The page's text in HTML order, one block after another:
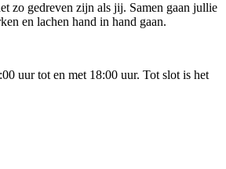
zo gedreven zijn als jij. Samen gaan jullie
en lachen hand in hand gaan.
uur tot en met 18:00 uur. Tot slot is het